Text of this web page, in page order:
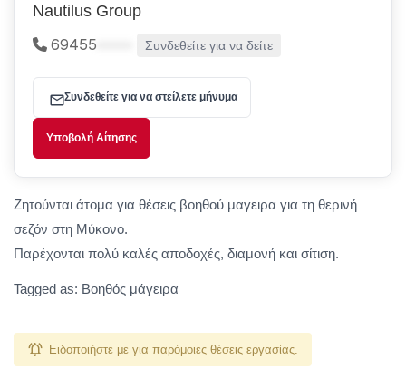
Nautilus Group
69455 Συνδεθείτε για να δείτε
Συνδεθείτε για να στείλετε μήνυμα
Υποβολή Αίτησης
Ζητούνται άτομα για θέσεις βοηθού μαγειρα για τη θερινή
σεζόν στη Μύκονο.
Παρέχονται πολύ καλές αποδοχές, διαμονή και σίτιση.
Tagged as: Βοηθός μάγειρα
Ειδοποιήστε με για παρόμοιες θέσεις εργασίας.